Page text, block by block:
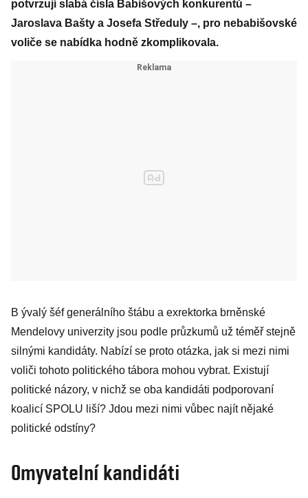
potvrzují slabá čísla Babišových konkurentů –
Jaroslava Bašty a Josefa Středuly –, pro nebabišovské
voliče se nabídka hodně zkomplikovala.
B ývalý šéf generálního štábu a exrektorka brněnské
Mendelovy univerzity jsou podle průzkumů už téměř stejně
silnými kandidáty. Nabízí se proto otázka, jak si mezi nimi
voliči tohoto politického tábora mohou vybrat. Existují
politické názory, v nichž se oba kandidáti podporovaní
koalicí SPOLU liší? Jdou mezi nimi vůbec najít nějaké
politické odstíny?
Omyvatelní kandidáti